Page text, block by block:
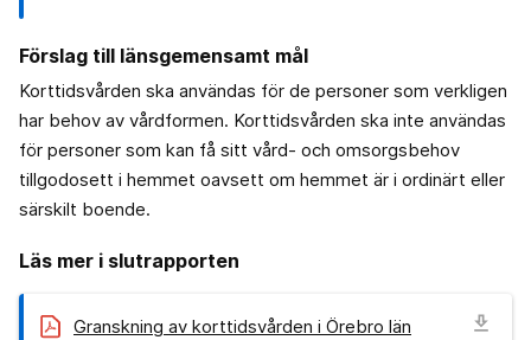
Förslag till länsgemensamt mål
Korttidsvården ska användas för de personer som verkligen
har behov av vårdformen. Korttidsvården ska inte användas
för personer som kan få sitt vård- och omsorgsbehov
tillgodosett i hemmet oavsett om hemmet är i ordinärt eller
särskilt boende.
Läs mer i slutrapporten
Granskning av korttidsvården i Örebro län
download